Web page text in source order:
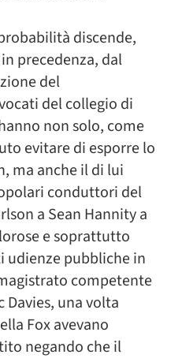
discende,
precedenza, dal
del
del collegio di
non solo, come
evitare di esporre lo
ma anche il di lui
conduttori del
a Sean Hannity a
e soprattutto
udienze pubbliche in
competente
una volta
Fox avevano
negando che il